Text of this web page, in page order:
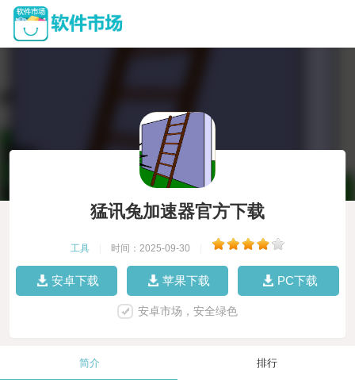
猛讯兔加速器官方下载
工具 时间：2025-09-30
安卓下载 苹果下载 PC下载
安卓市场，安全绿色
简介 排行